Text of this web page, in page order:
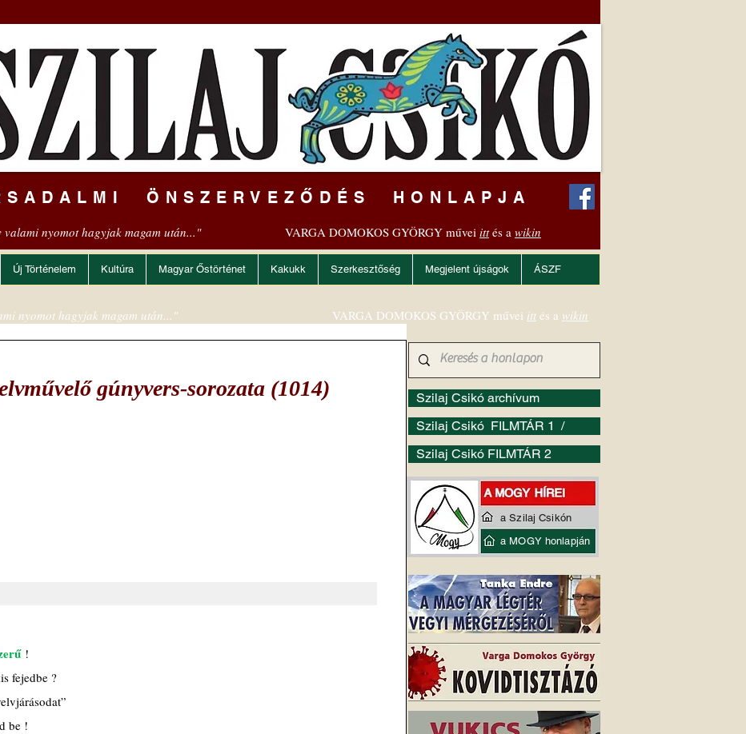
ÖNSZERVEZŐDÉS HONLAPJA
valami nyomot hagyjak magam után..." VARGA DOMOKOS GYÖRGY művei ittés a wikin
Új Történelem Kultúra Magyar Őstörténet Kakukk Szerkesztőség Megjelent újságok ÁSZF
gúnyvers-sorozata (1014)
!
fejedbe ?
be !
Szilaj Csikó archívum
Szilaj Csikó FILMTÁR 1 /
Szilaj Csikó FILMTÁR 2
nyomot hagyjak magam után..." VARGA DOMOKOS GYÖRGY művei itt és a wikin
a Szilaj Csikón
a MOGY honlapján